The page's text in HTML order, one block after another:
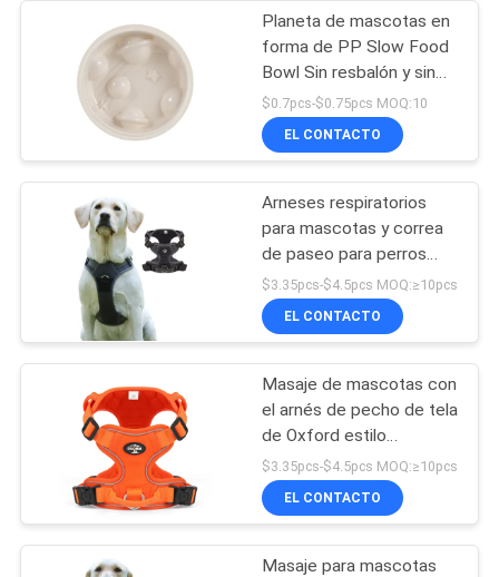
PRIVACY
POLICY
tracción del animal
doméstico
Cuellos del
entrenamiento del
animal doméstico
42
Cuencos del
alimentador del
animal doméstico
398
Planeta de mascotas en
forma de PP Slow Food
Bowl Sin resbalón y sin
Knockover
$0.7pcs-$0.75pcs MOQ:10
EL CONTACTO
Arneses respiratorios
para mascotas y correa
de paseo para perros
medianos y grandes
$3.35pcs-$4.5pcs MOQ:≥10pcs
EL CONTACTO
Masaje de mascotas con
el arnés de pecho de tela
de Oxford estilo
reflector de chaleco
ajustable para perros
pequeños, medianos y
$3.35pcs-$4.5pcs MOQ:≥10pcs
EL CONTACTO
Masaje para mascotas